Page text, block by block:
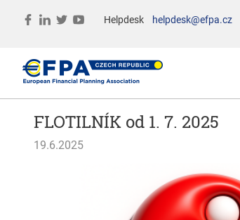
Helpdesk helpdesk@efpa.cz
FLOTILNÍK od 1. 7. 2025
19.6.2025